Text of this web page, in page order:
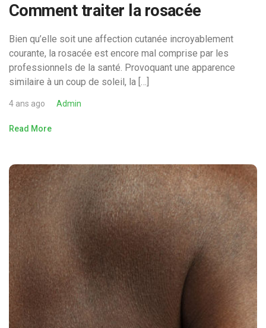
Comment traiter la rosacée
Bien qu’elle soit une affection cutanée incroyablement
courante, la rosacée est encore mal comprise par les
professionnels de la santé. Provoquant une apparence
similaire à un coup de soleil, la […]
4 ans ago Admin
Read More